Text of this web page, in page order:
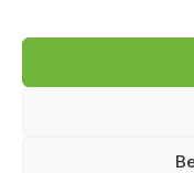
Groen